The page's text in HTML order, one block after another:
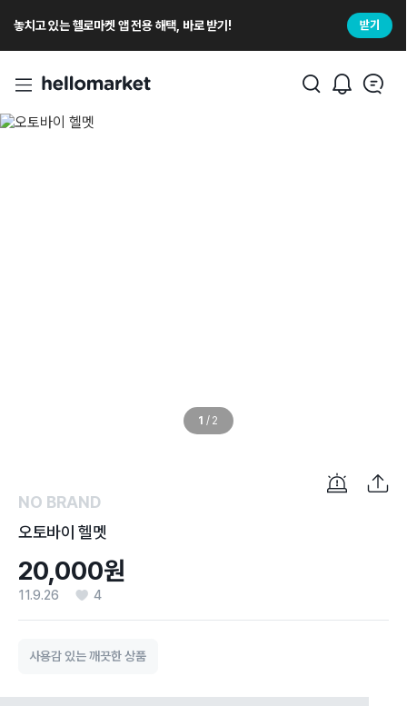
놓치고 있는 헬로마켓 앱 전용 해택, 바로 받기! 받기
1 / 2
NO BRAND
오토바이 헬멧
20,000원
11.9.26 4
사용감 있는 깨끗한 상품